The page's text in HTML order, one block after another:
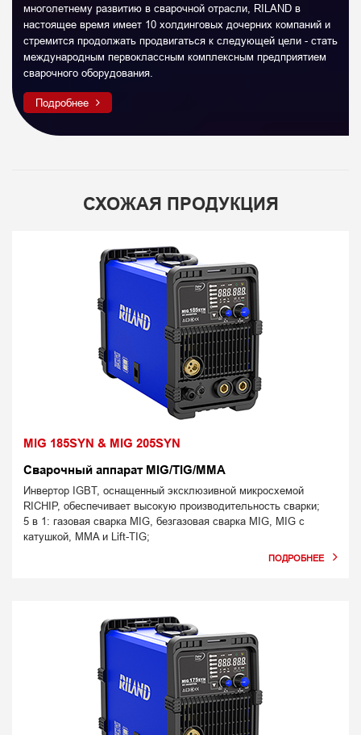
многолетнему развитию в сварочной отрасли, RILAND в
настоящее время имеет 10 холдинговых дочерних компаний и
стремится продолжать продвигаться к следующей цели - стать
международным первоклассным комплексным предприятием
сварочного оборудования.
Подробнее
СХОЖАЯ ПРОДУКЦИЯ
MIG 185SYN & MIG 205SYN
Сварочный аппарат MIG/TIG/MMA
Инвертор IGBT, оснащенный эксклюзивной микросхемой
RICHIP, обеспечивает высокую производительность сварки;
5 в 1: газовая сварка MIG, безгазовая сварка MIG, MIG с
катушкой, MMA и Lift-TIG;